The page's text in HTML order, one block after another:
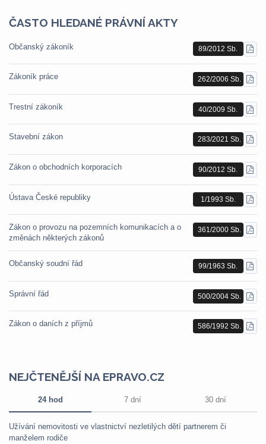
ČASTO HLEDANÉ PRÁVNÍ AKTY
Občanský zákoník 89/2012 Sb.
PDF
Zákoník práce 262/2006 Sb.
PDF
Trestní zákoník 40/2009 Sb.
PDF
Stavební zákon 283/2021 Sb.
PDF
Zákon o obchodních korporacích 90/2012 Sb.
PDF
Ústava České republiky 1/1993 Sb.
PDF
Zákon o provozu na pozemních komunikacích a o
změnách některých zákonů
361/2000 Sb.
PDF
Občanský soudní řád 99/1963 Sb.
PDF
Správní řád 500/2004 Sb.
PDF
Zákon o daních z příjmů 586/1992 Sb.
PDF
NEJČTENĚJŠÍ NA EPRAVO.CZ
24 hod 7 dní 30 dní
Užívání nemovitosti ve vlastnictví nezletilých dětí partnerem či
manželem rodiče